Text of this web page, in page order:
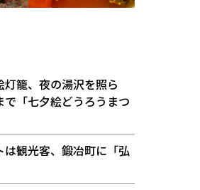
灯籠、夜の湯沢を照ら
「七夕絵どうろうまつ
は観光客、鍛冶町に「弘